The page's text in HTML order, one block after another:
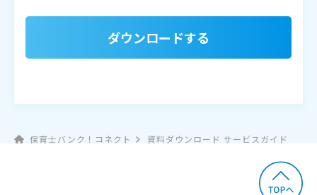
ダウンロードする
保育士バンク！コネクト 資料ダウンロード サービスガイド